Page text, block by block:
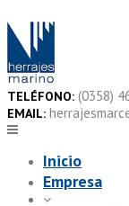
to
content
TELÉFONO: (0358)
EMAIL:
Inicio
Empresa